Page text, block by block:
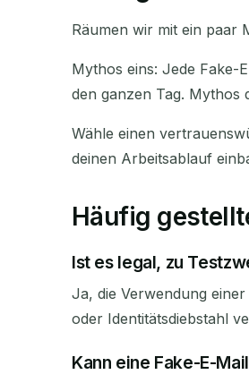
Räumen wir mit ein paar
Mythos eins: Jede Fake-
den ganzen Tag. Mythos
Wähle einen
deinen Arbeitsablauf
Häufig
Ist es legal, zu
Ja, die Verwendung
oder Identitätsdiebstahl
Kann eine Fake-E-